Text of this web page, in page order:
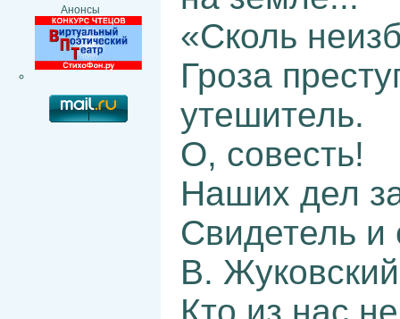
Анонсы
«Сколь
Гроза
утешитель.
О, совесть!
Наших дел
Свидетель и
В.
Кто из нас